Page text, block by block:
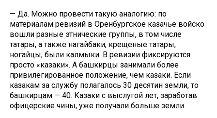
— Да. Можно провести такую аналогию: по
материалам ревизий в Оренбургское казачье войско
вошли разные этнические группы, в том числе
татары, а также нагайбаки, крещеные татары,
ногайцы, были калмыки. В ревизии фиксируются
просто «казаки». А башкирцы занимали более
привилегированное положение, чем казаки. Если
казакам за службу полагалось 30 десятин земли, то
башкирцам — 40. Казаки с выслугой лет, заработав
офицерские чины, уже получали больше земли.